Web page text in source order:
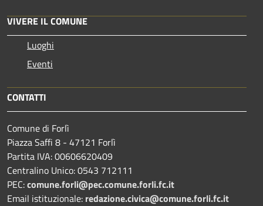
VIVERE IL COMUNE
Luoghi
Eventi
CONTATTI
Comune di Forlì
Piazza Saffi 8 - 47121 Forlì
Partita IVA: 00606620409
Centralino Unico: 0543 712111
PEC:comune.forli@pec.comune.forli.fc.it
Email istituzionale: redazione.civica@comune.forli.fc.it